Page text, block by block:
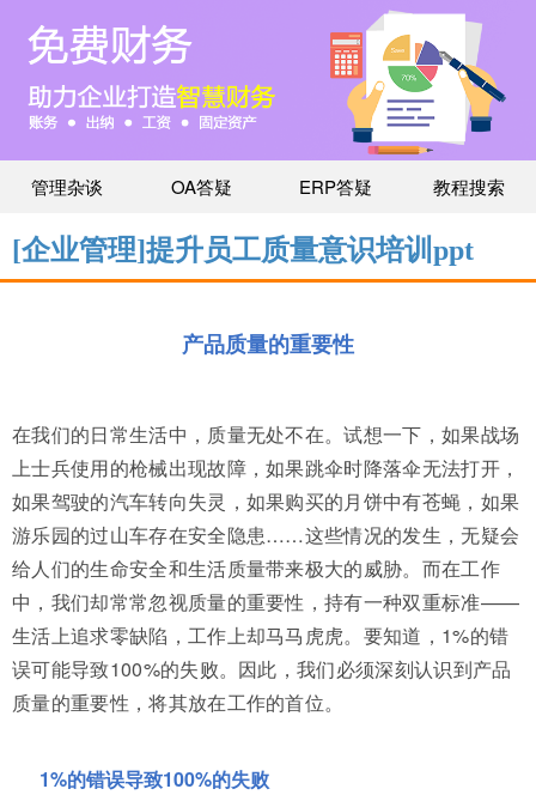
管理杂谈 OA答疑 ERP答疑 教程搜索
[企业管理]提升员工质量意识培训ppt
产品质量的重要性
在我们的日常生活中，质量无处不在。试想一下，如果战场
上士兵使用的枪械出现故障，如果跳伞时降落伞无法打开，
如果驾驶的汽车转向失灵，如果购买的月饼中有苍蝇，如果
游乐园的过山车存在安全隐患……这些情况的发生，无疑会
给人们的生命安全和生活质量带来极大的威胁。而在工作
中，我们却常常忽视质量的重要性，持有一种双重标准——
生活上追求零缺陷，工作上却马马虎虎。要知道，1%的错
误可能导致100%的失败。因此，我们必须深刻认识到产品
质量的重要性，将其放在工作的首位。
1%的错误导致100%的失败